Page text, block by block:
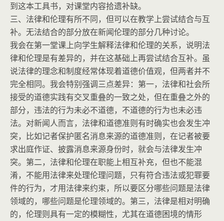
到这本工具书，对课堂内容拾遗补缺。
三、法律和伦理有所不同，但可以在教学上尝试结合与互
补。无法结合的部分放在新闻伦理的部分几种讨论。
我会在第一堂课上向学生解释法律和伦理的关系，说明法
律和伦理是有差异的，并在这基础上再尝试结合互补。虽
说法律的理念和制度经常体现着道德价值观，但两者并不
完全相同。我会特别强调三点差异：第一，法律和社会所
接受的道德实践有交叉重叠的一致之处，但在重叠之外的
部分，违法的行为未必不道德，不道德的行为也未必违
法。对新闻人而言，法律和道德准则有时确实也会发生冲
突，比如记者保护匿名消息来源的道德准则，在记者被要
求出庭作证、披露消息来源身份时，就会与法律发生冲
突。第二，法律和伦理在职能上相互补充，但也不能混
淆，不能用法律来处理伦理问题，只有符合违法或犯罪要
件的行为，才用法律来约束，所以要区分哪些问题是法律
领域的，哪些问题是伦理领域的。第三，法律是相对明确
的，伦理则具有一定的模糊性，尤其在道德困境的情形